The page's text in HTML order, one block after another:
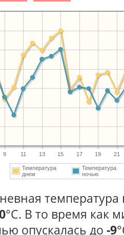
9 11 13 15 17 19 21
Температура
днем
Температура
ночью
температура
°С. В то время как
опускалась до -9